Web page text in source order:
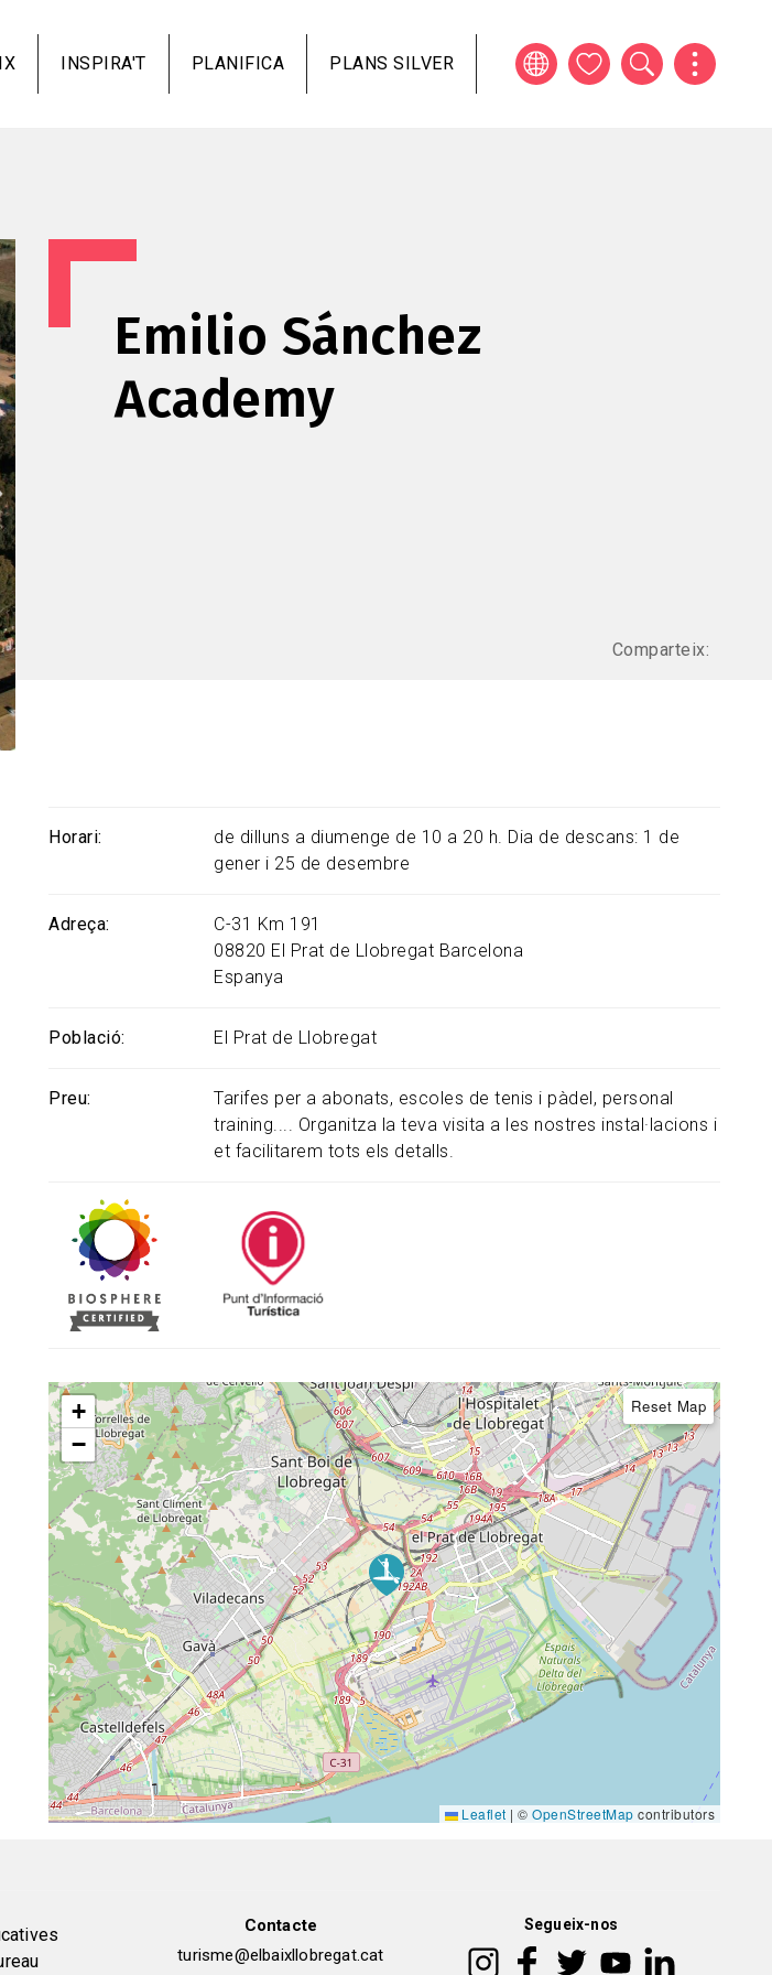
al
contingut
INSPIRA'T PLANIFICA PLANS SILVER
Emilio Sánchez
Academy
Comparteix:
Horari
de dilluns a diumenge de 10 a 20 h. Dia de descans: 1 de
gener i 25 de desembre
Adreça
C-31 Km 191
08820 El Prat de Llobregat Barcelona
Espanya
Població El Prat de Llobregat
Preu
Tarifes per a abonats, escoles de tenis i pàdel, personal
training.... Organitza la teva visita a les nostres instal·lacions i
et facilitarem tots els detalls.
+
−
Reset Map
Leaflet | © OpenStreetMap contributors
Contacte
turisme@elbaixllobregat.cat
Segueix-nos